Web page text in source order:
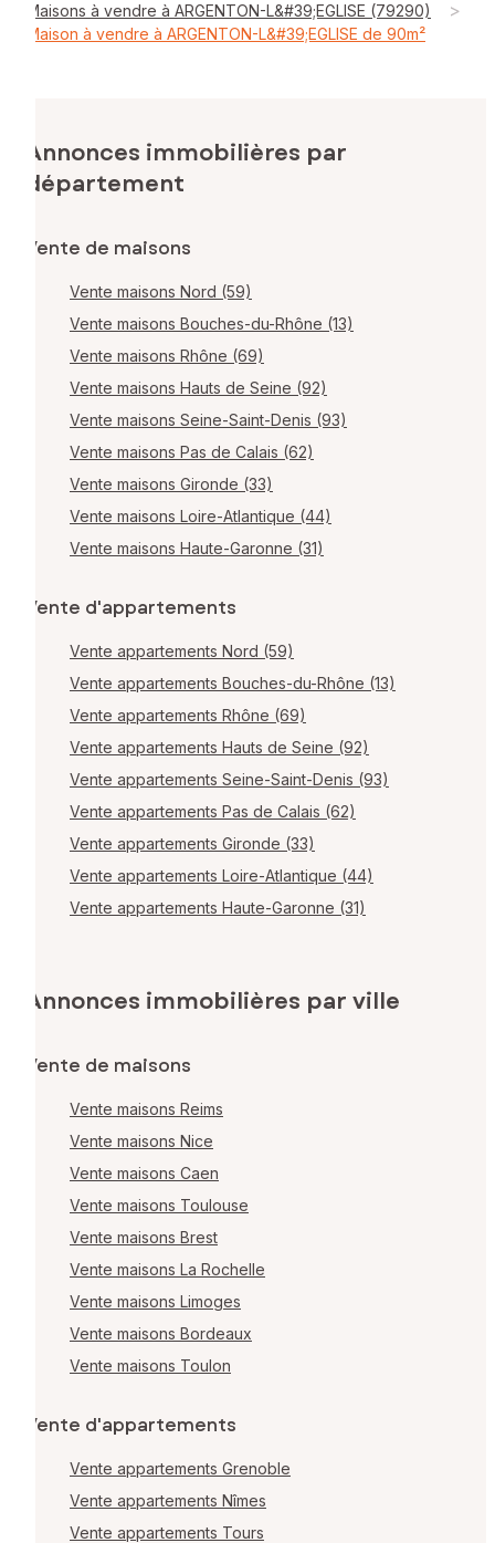
Maisons à vendre à ARGENTON-L&#39;EGLISE (79290) >
Maison à vendre à ARGENTON-L&#39;EGLISE de 90m²
Annonces immobilières par
département
Vente de maisons
Vente maisons Nord (59)
Vente maisons Bouches-du-Rhône (13)
Vente maisons Rhône (69)
Vente maisons Hauts de Seine (92)
Vente maisons Seine-Saint-Denis (93)
Vente maisons Pas de Calais (62)
Vente maisons Gironde (33)
Vente maisons Loire-Atlantique (44)
Vente maisons Haute-Garonne (31)
Vente d'appartements
Vente appartements Nord (59)
Vente appartements Bouches-du-Rhône (13)
Vente appartements Rhône (69)
Vente appartements Hauts de Seine (92)
Vente appartements Seine-Saint-Denis (93)
Vente appartements Pas de Calais (62)
Vente appartements Gironde (33)
Vente appartements Loire-Atlantique (44)
Vente appartements Haute-Garonne (31)
Annonces immobilières par ville
Vente de maisons
Vente maisons Reims
Vente maisons Nice
Vente maisons Caen
Vente maisons Toulouse
Vente maisons Brest
Vente maisons La Rochelle
Vente maisons Limoges
Vente maisons Bordeaux
Vente maisons Toulon
Vente d'appartements
Vente appartements Grenoble
Vente appartements Nîmes
Vente appartements Tours